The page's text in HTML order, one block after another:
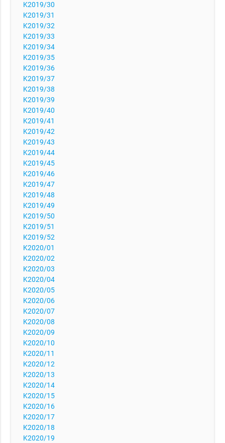
K2019/30
K2019/31
K2019/32
K2019/33
K2019/34
K2019/35
K2019/36
K2019/37
K2019/38
K2019/39
K2019/40
K2019/41
K2019/42
K2019/43
K2019/44
K2019/45
K2019/46
K2019/47
K2019/48
K2019/49
K2019/50
K2019/51
K2019/52
K2020/01
K2020/02
K2020/03
K2020/04
K2020/05
K2020/06
K2020/07
K2020/08
K2020/09
K2020/10
K2020/11
K2020/12
K2020/13
K2020/14
K2020/15
K2020/16
K2020/17
K2020/18
K2020/19